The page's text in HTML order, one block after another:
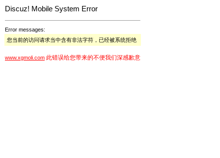
Discuz! Mobile System Error
Error messages:
您当前的访问请求当中含有非法字符，已经被系统拒绝
www.xgmoli.com 此错误给您带来的不便我们深感歉意